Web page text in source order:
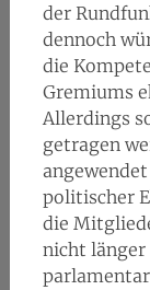
der
dennoch
die
Gremiums
Allerdings
getragen
politischer
die
nicht länger